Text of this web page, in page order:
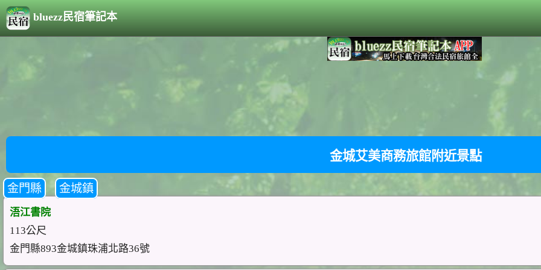
bluezz民宿筆記本
金城艾美商務旅館附近景點
金門縣 金城鎮
浯江書院
113公尺
金門縣893金城鎮珠浦北路36號